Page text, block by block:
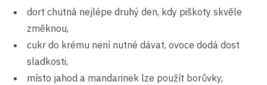
dort chutná nejlépe druhý den, kdy piškoty skvěle
změknou,
cukr do krému není nutné dávat, ovoce dodá dost
sladkosti,
místo jahod a mandarinek lze použít borůvky,